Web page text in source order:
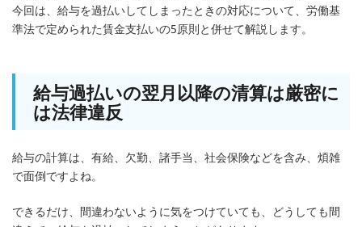
今回は、給与を過払いしてしまったときの対応について、労働基
準法で定められた賃金支払いの5原則と併せて解説します。
給与過払いの翌月以降の清算は厳密に
は法律違反
給与の計算は、有給、欠勤、諸手当、社会保険などを含み、煩雑
で面倒ですよね。
できるだけ、間違わないように気をつけていても、どうしても間